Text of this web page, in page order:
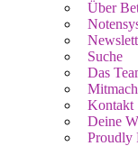
Über
Suche
Das
Kontakt
Deine
Proudly